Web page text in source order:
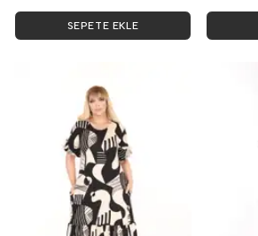
SEPETE EKLE